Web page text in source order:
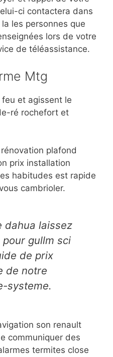
ci contactera dans
les personnes que
lors de votre
de téléassistance.
Mtg
et agissent le
ré rochefort et
plafond
prix installation
habitudes est rapide
cambrioler.
dahua laissez
gullm sci
de prix
de notre
systeme.
son renault
communiquer des
termites close